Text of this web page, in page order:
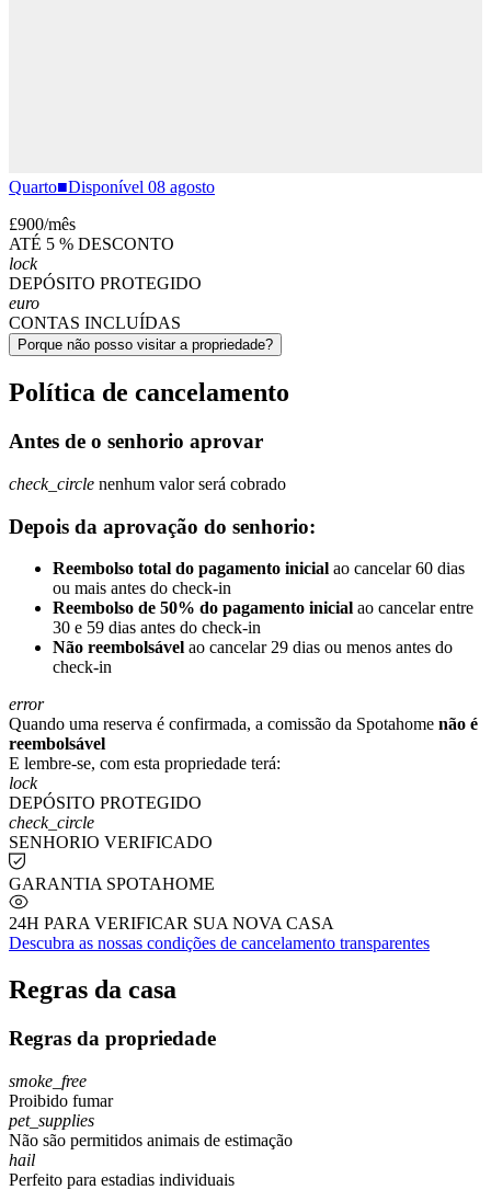
Quarto■Disponível 08 agosto
£900/mês
ATÉ 5 % DESCONTO
lock
DEPÓSITO PROTEGIDO
euro
CONTAS INCLUÍDAS
Porque não posso visitar a propriedade?
Política de cancelamento
Antes de o senhorio aprovar
check_circle nenhum valor será cobrado
Depois da aprovação do senhorio:
Reembolso total do pagamento inicial ao cancelar 60 dias
ou mais antes do check-in
Reembolso de 50% do pagamento inicial ao cancelar entre
30 e 59 dias antes do check-in
Não reembolsável ao cancelar 29 dias ou menos antes do
check-in
error
Quando uma reserva é confirmada, a comissão da Spotahome não é
reembolsável
E lembre-se, com esta propriedade terá:
lock
DEPÓSITO PROTEGIDO
check_circle
SENHORIO VERIFICADO
GARANTIA SPOTAHOME
24H PARA VERIFICAR SUA NOVA CASA
Descubra as nossas condições de cancelamento transparentes
Regras da casa
Regras da propriedade
smoke_free
Proibido fumar
pet_supplies
Não são permitidos animais de estimação
hail
Perfeito para estadias individuais